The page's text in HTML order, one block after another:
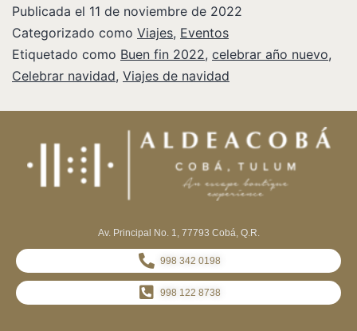
Publicada el 11 de noviembre de 2022
Categorizado como Viajes, Eventos
Etiquetado como Buen fin 2022, celebrar año nuevo,
Celebrar navidad, Viajes de navidad
Av. Principal No. 1, 77793 Cobá, Q.R.
998 342 0198
998 122 8738